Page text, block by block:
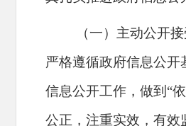
（一）主动公开接
严格遵循政府信息公开
信息公开工作，做到“
公正，注重实效，有效